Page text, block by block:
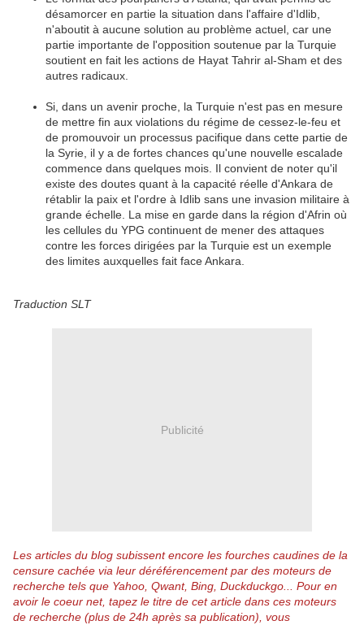
désamorcer en partie la situation dans l'affaire d'Idlib,
n'aboutit à aucune solution au problème actuel, car une
partie importante de l'opposition soutenue par la Turquie
soutient en fait les actions de Hayat Tahrir al-Sham et des
autres radicaux.
Si, dans un avenir proche, la Turquie n'est pas en mesure
de mettre fin aux violations du régime de cessez-le-feu et
de promouvoir un processus pacifique dans cette partie de
la Syrie, il y a de fortes chances qu'une nouvelle escalade
commence dans quelques mois. Il convient de noter qu'il
existe des doutes quant à la capacité réelle d'Ankara de
rétablir la paix et l'ordre à Idlib sans une invasion militaire à
grande échelle. La mise en garde dans la région d'Afrin où
les cellules du YPG continuent de mener des attaques
contre les forces dirigées par la Turquie est un exemple
des limites auxquelles fait face Ankara.
Traduction SLT
Publicité
Les articles du blog subissent encore les fourches caudines de la
censure cachée via leur déréférencement par des moteurs de
recherche tels que Yahoo, Qwant, Bing, Duckduckgo...
Pour en
avoir le coeur net, tapez le titre de cet article dans ces moteurs
de recherche (plus de 24h après sa publication), vous